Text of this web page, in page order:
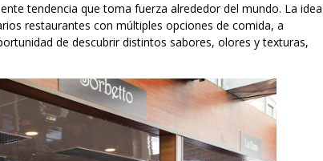
tendencia que toma fuerza alrededor del mundo. La idea
restaurantes con múltiples opciones de comida, a
de descubrir distintos sabores, olores y texturas,